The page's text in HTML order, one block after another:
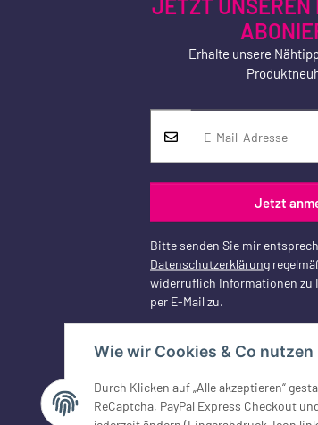
Wie wir Cookies & Co nutzen
Durch Klicken auf „Alle akzeptieren“
ReCaptcha, PayPal Express Checkout
JETZT
Erhalte unsere
Jetzt
Bitte senden Sie mir
Datenschutzerklärung
widerruflich Informationen
per E-Mail zu.
Vertrag